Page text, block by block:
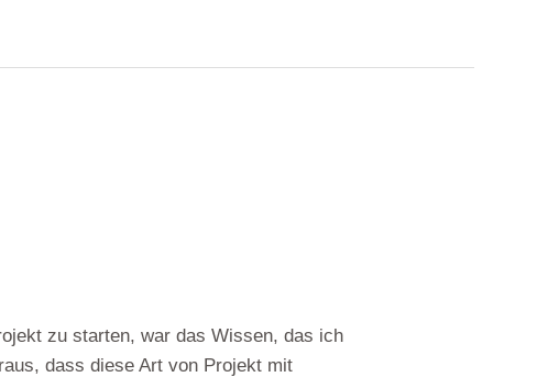
zu starten, war das Wissen, das ich
dass diese Art von Projekt mit